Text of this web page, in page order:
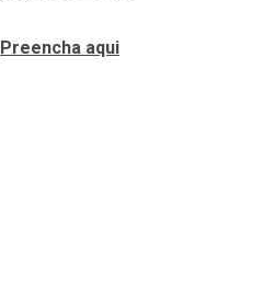
Preencha aqui